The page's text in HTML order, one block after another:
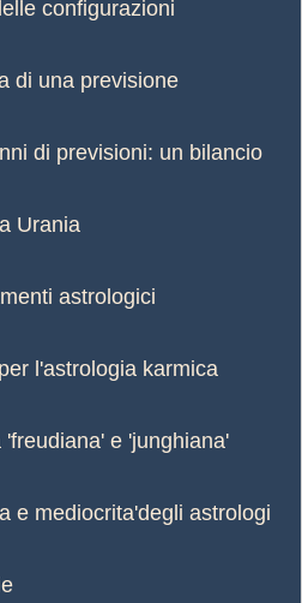
configurazioni
di una previsione
di previsioni: un bilancio
Urania
astrologici
l'astrologia karmica
'freudiana' e 'junghiana'
e mediocrita'degli astrologi